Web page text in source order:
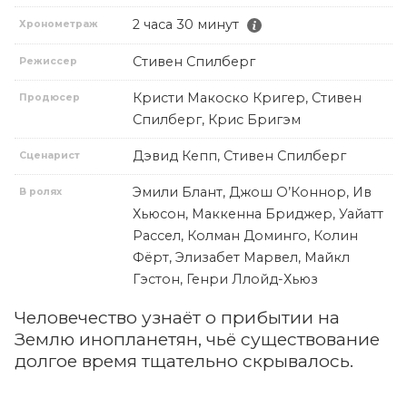
Хронометраж 2 часа 30 минут
Режиссер Стивен Спилберг
Продюсер
Кристи Макоско Кригер, Стивен
Спилберг, Крис Бригэм
Сценарист Дэвид Кепп, Стивен Спилберг
В ролях
Эмили Блант, Джош О’Коннор, Ив
Хьюсон, Маккенна Бриджер, Уайатт
Рассел, Колман Доминго, Колин
Фёрт, Элизабет Марвел, Майкл
Гэстон, Генри Ллойд-Хьюз
Человечество узнаёт о прибытии на
Землю инопланетян, чьё существование
долгое время тщательно скрывалось.